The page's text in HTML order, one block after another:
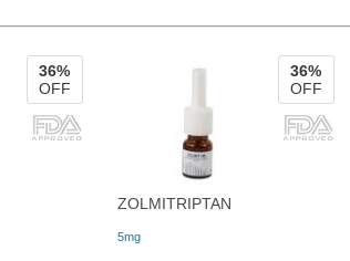
36%
OFF
ZOLMITRIPTAN
5mg
36%
OFF